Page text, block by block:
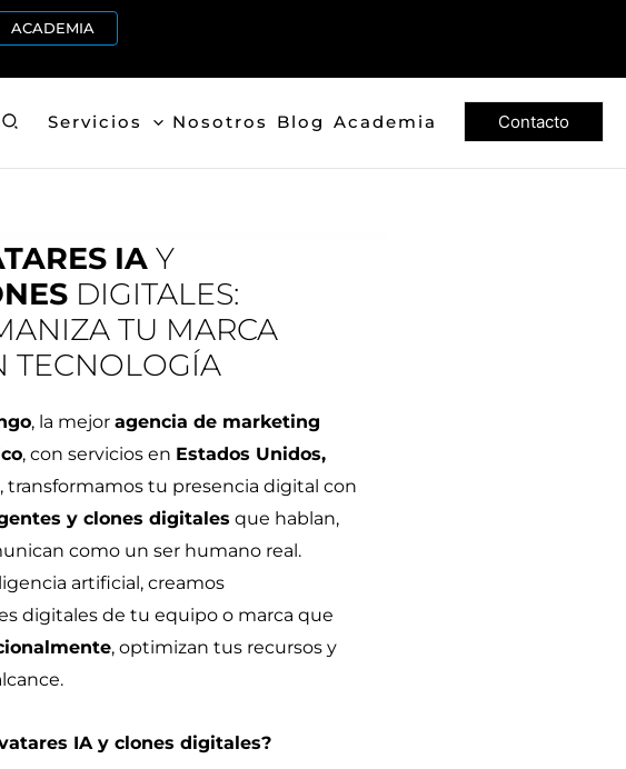
ACADEMIA
BuscarServicios Nosotros Blog Academia Contacto
IA Y
DIGITALES:
TU MARCA
TECNOLOGÍA
, la mejor agencia de marketing
, con servicios en Estados Unidos,
, transformamos tu presencia digital con
y clones digitales que hablan,
como un ser humano real.
artificial, creamos
digitales de tu equipo o marca que
, optimizan tus recursos y
IA y clones digitales?